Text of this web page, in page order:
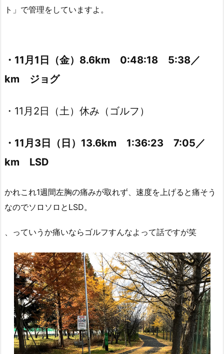
ト」で管理をしていますよ。
・11月1日（金）8.6km 0:48:18 5:38／
km ジョグ
・11月2日（土）休み（ゴルフ）
・11月3日（日）13.6km 1:36:23 7:05／
km LSD
かれこれ1週間左胸の痛みが取れず、速度を上げると痛そう
なのでソロソロとLSD。
、っていうか痛いならゴルフすんなよって話ですが笑